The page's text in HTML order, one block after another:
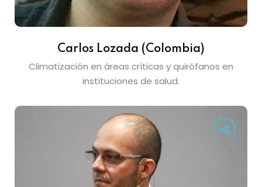
Carlos Lozada (Colombia)
Climatización en áreas críticas y quirófanos en
instituciones de salud.